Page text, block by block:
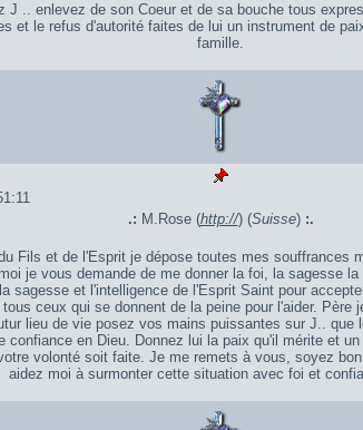
J .. enlevez de son Coeur et de sa bouche tous
et le refus d'autorité faites de lui un instrument de
famille.
.: M.Rose (http://) (Suisse) :.
Fils et de l'Esprit je dépose toutes mes souffrances
je vous demande de me donner la foi, la sagesse
sagesse et l'intelligence de l'Esprit Saint pour
ceux qui se donnent de la peine pour l'aider. Père
lieu de vie posez vos mains puissantes sur J.. que
confiance en Dieu. Donnez lui la paix qu'il mérite et
volonté soit faite. Je me remets à vous, soyez
aidez moi à surmonter cette situation avec foi et